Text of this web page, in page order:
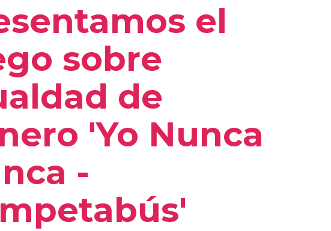
el
sobre
de
'Yo Nunca
-